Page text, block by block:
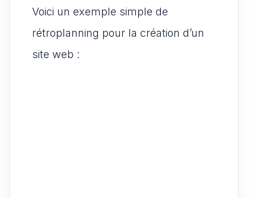
Voici un exemple simple de
rétroplanning pour la création d’un
site web :